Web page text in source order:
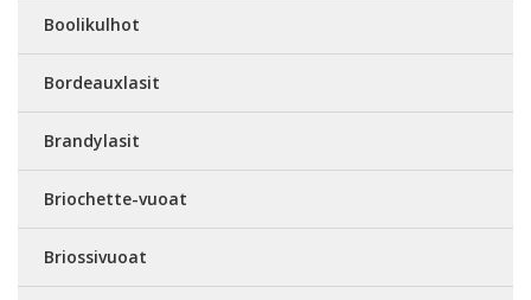
Boolikulhot
Bordeauxlasit
Brandylasit
Briochette-vuoat
Briossivuoat